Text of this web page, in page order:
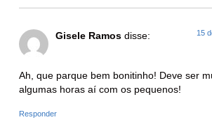
Gisele Ramos disse: 15
Ah, que parque bem bonitinho! Deve ser
algumas horas aí com os pequenos!
Responder